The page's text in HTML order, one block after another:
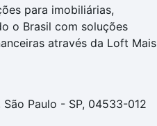
para imobiliárias,
o Brasil com soluções
através da Loft Mais
Paulo - SP, 04533-012